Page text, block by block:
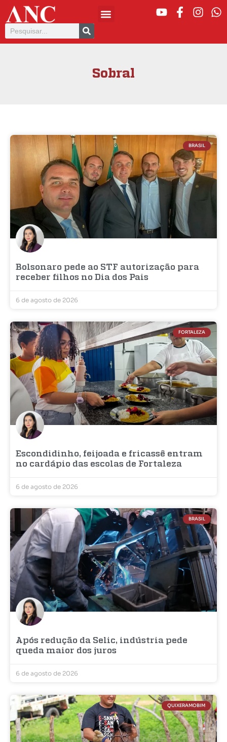
Sobral
BRASIL
Bolsonaro pede ao STF autorização para
receber filhos no Dia dos Pais
6 de agosto de 2026
FORTALEZA
Escondidinho, feijoada e fricassê entram
no cardápio das escolas de Fortaleza
6 de agosto de 2026
BRASIL
Após redução da Selic, indústria pede
queda maior dos juros
6 de agosto de 2026
QUIXERAMOBIM